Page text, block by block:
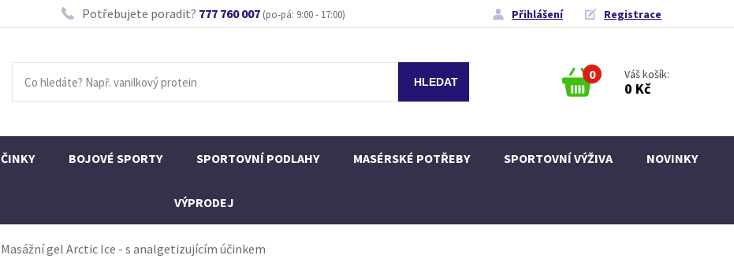
Potřebujete poradit? 777 760 007 (po-pá: 9:00 - 17:00) Přihlášení Registrace
0 Váš košík:
0 Kč
ČINKY BOJOVÉ SPORTY SPORTOVNÍ PODLAHY MASÉRSKÉ POTŘEBY SPORTOVNÍ VÝŽIVA NOVINKY
VÝPRODEJ
Masážní gel Arctic Ice - s analgetizujícím účinkem